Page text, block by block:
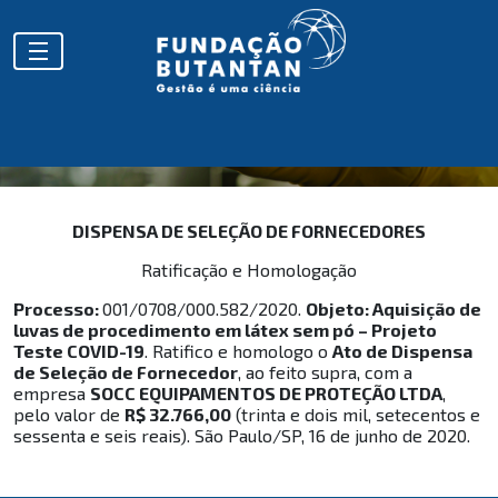
COVID
DISPENSA DE SELEÇÃO DE FORNECEDORES
Ratificação e Homologação
Processo:001/0708/000.582/2020. Objeto: Aquisição de
luvas de procedimento em látex sem pó – Projeto
Teste COVID-19. Ratifico e homologo o Ato de Dispensa
de Seleção de Fornecedor, ao feito supra, com a
empresa SOCC EQUIPAMENTOS DE PROTEÇÃO LTDA,
pelo valor de R$ 32.766,00 (trinta e dois mil, setecentos e
sessenta e seis reais). São Paulo/SP, 16 de junho de 2020.